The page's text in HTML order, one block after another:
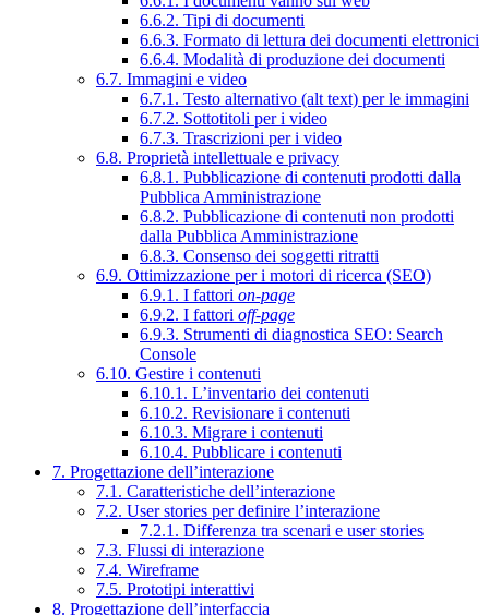
6.6.2. Tipi di documenti
6.6.3. Formato di lettura dei documenti elettronici
6.6.4. Modalità di produzione dei documenti
6.7. Immagini e video
6.7.1. Testo alternativo (alt text) per le immagini
6.7.2. Sottotitoli per i video
6.7.3. Trascrizioni per i video
6.8. Proprietà intellettuale e privacy
6.8.1. Pubblicazione di contenuti prodotti dalla
Pubblica Amministrazione
6.8.2. Pubblicazione di contenuti non prodotti
dalla Pubblica Amministrazione
6.8.3. Consenso dei soggetti ritratti
6.9. Ottimizzazione per i motori di ricerca (SEO)
6.9.1. I fattori on-page
6.9.2. I fattori off-page
6.9.3. Strumenti di diagnostica SEO: Search
Console
6.10. Gestire i contenuti
6.10.1. L’inventario dei contenuti
6.10.2. Revisionare i contenuti
6.10.3. Migrare i contenuti
6.10.4. Pubblicare i contenuti
7. Progettazione dell’interazione
7.1. Caratteristiche dell’interazione
7.2. User stories per definire l’interazione
7.2.1. Differenza tra scenari e user stories
7.3. Flussi di interazione
7.4. Wireframe
7.5. Prototipi interattivi
8. Progettazione dell’interfaccia